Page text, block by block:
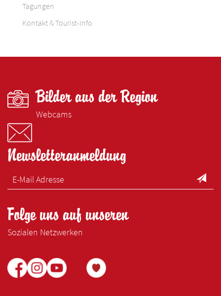
Tagungen
Kontakt & Tourist-Info
Bilder aus der Region
Webcams
Newsletteranmeldung
Folge uns auf unseren
Sozialen Netzwerken